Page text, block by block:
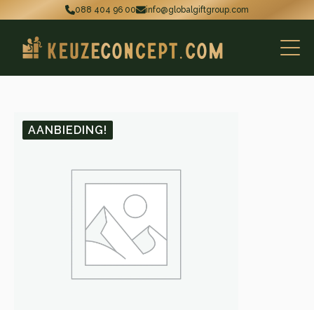
088 404 96 00 info@globalgiftgroup.com
AANBIEDING!